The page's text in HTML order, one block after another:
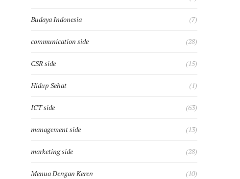
Budaya Indonesia (7)
communication side (28)
CSR side (15)
Hidup Sehat (1)
ICT side (63)
management side (13)
marketing side (28)
Menua Dengan Keren (10)